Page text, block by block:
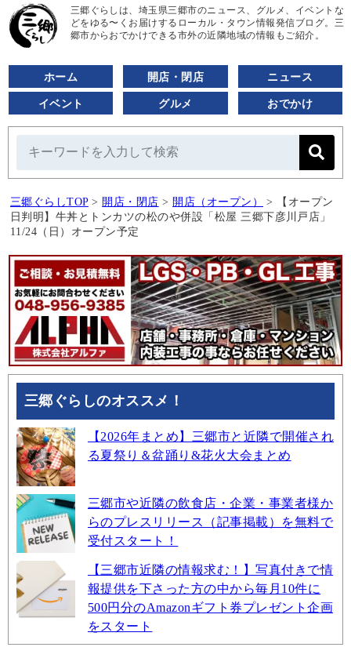
三郷ぐらしは、埼玉県三郷市のニュース、グルメ、イベントな
どをゆる〜くお届けするローカル・タウン情報発信ブログ。三
郷市からおでかけできる市外の近隣地域の情報もご紹介。
ホーム 開店・閉店 ニュース
イベント グルメ おでかけ
三郷ぐらしTOP > 開店・閉店 > 開店（オープン） >
【オープン
日判明】牛丼とトンカツの松のや併設「松屋 三郷下彦川戸店」
11/24（日）オープン予定
三郷ぐらしのオススメ！
【2026年まとめ】三郷市と近隣で開催され
る夏祭り＆盆踊り&花火大会まとめ
三郷市や近隣の飲食店・企業・事業者様か
らのプレスリリース（記事掲載）を無料で
受付スタート！
【三郷市近隣の情報求む！】写真付きで情
報提供を下さった方の中から毎月10件に
500円分のAmazonギフト券プレゼント企画
をスタート